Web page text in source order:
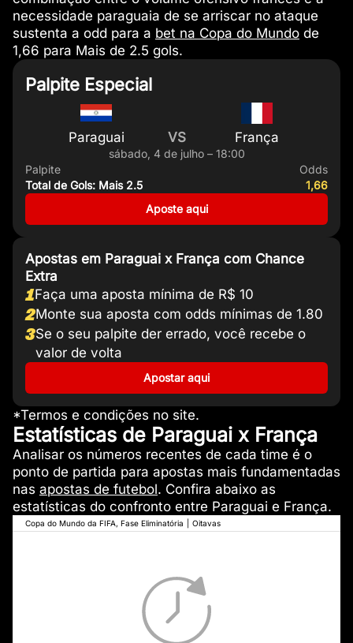
necessidade paraguaia de se arriscar no ataque
sustenta a odd para a bet na Copa do Mundode
1,66 para Mais de 2.5 gols.
Palpite Especial
Paraguai VS França
sábado, 4 de julho – 18:00
Palpite
Total de Gols: Mais 2.5
Odds
1,66
Aposte aqui
Apostas em Paraguai x França com Chance
Extra
1Faça uma aposta mínima de R$ 10
2Monte sua aposta com odds mínimas de 1.80
3Se o seu palpite der errado, você recebe o
valor de volta
Apostar aqui
*Termos e condições no site.
Estatísticas de Paraguai x França
Analisar os números recentes de cada time é o
ponto de partida para apostas mais fundamentadas
nas apostas de futebol. Confira abaixo as
estatísticas do confronto entre Paraguai e França.
Copa do Mundo da FIFA, Fase Eliminatória Oitavas